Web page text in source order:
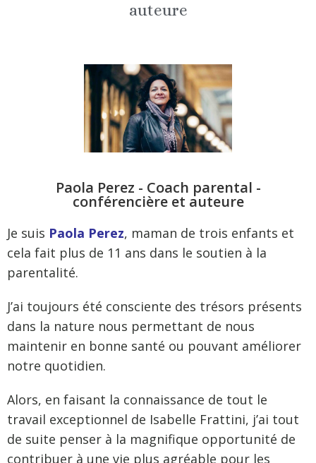
auteure
Paola Perez - Coach parental -
conférencière et auteure
Je suis Paola Perez, maman de trois enfants et
cela fait plus de 11 ans dans le soutien à la
parentalité.
J’ai toujours été consciente des trésors présents
dans la nature nous permettant de nous
maintenir en bonne santé ou pouvant améliorer
notre quotidien.
Alors, en faisant la connaissance de tout le
travail exceptionnel de Isabelle Frattini, j’ai tout
de suite penser à la magnifique opportunité de
contribuer à une vie plus agréable pour les